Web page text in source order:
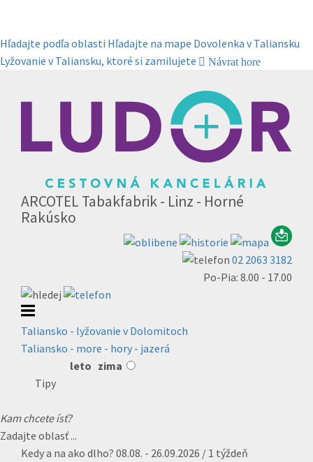
Hľadajte podľa oblasti Hľadajte na mape Dovolenka v Taliansku
Lyžovanie v Taliansku, ktoré si zamilujete
Návrat hore
ARCOTEL Tabakfabrik - Linz - Horné
Rakúsko
02 2063 3182
Po-Pia: 8.00 - 17.00
Taliansko - lyžovanie v Dolomitoch
Taliansko - more - hory - jazerá
leto zima
Tipy
Kam chcete ísť?
Zadajte oblasť ...
Kedy a na ako dlho? 08.08. - 26.09.2026 / 1 týždeň